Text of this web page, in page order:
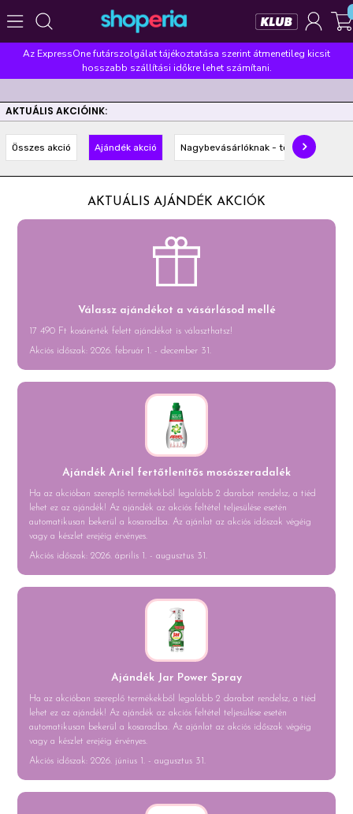
Népszerű kategóriák
Takarítás Baba-mama
Népszerű márkák
Pampers Lenor Violeta Coccolino Silan
Népszerű keresések
finish
Az ExpressOne futárszolgálat tájékoztatása szerint átmenetileg kicsit
hosszabb szállítási időkre lehet számítani.
AKTUÁLIS AKCIÓINK:
Összes akció Ajándék akció Nagybevásárlóknak - többet
AKTUÁLIS AJÁNDÉK AKCIÓK
Válassz ajándékot a vásárlásod mellé
17 490 Ft kosárérték felett ajándékot is választhatsz!
Akciós időszak: 2026. február 1. - december 31.
Ajándék Ariel fertőtlenítős mosószeradalék
Ha az akcióban szereplő termékekből legalább 2 darabot rendelsz, a tiéd
lehet ez az ajándék! Az ajándék az akciós feltétel teljesülése esetén
automatikusan bekerül a kosaradba. Az ajánlat az akciós időszak végéig
vagy a készlet erejéig érvényes.
Akciós időszak: 2026. április 1. - augusztus 31.
Ajándék Jar Power Spray
Ha az akcióban szereplő termékekből legalább 2 darabot rendelsz, a tiéd
lehet ez az ajándék! Az ajándék az akciós feltétel teljesülése esetén
automatikusan bekerül a kosaradba. Az ajánlat az akciós időszak végéig
vagy a készlet erejéig érvényes.
Akciós időszak: 2026. június 1. - augusztus 31.